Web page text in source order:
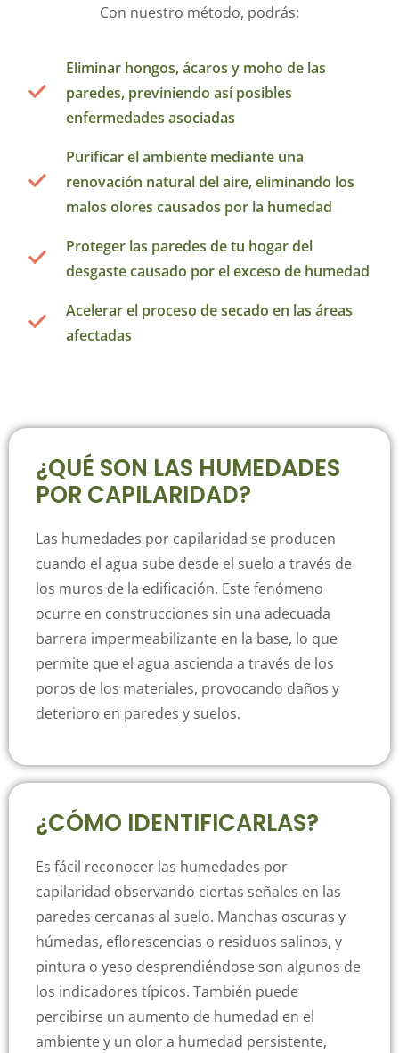
Con nuestro método, podrás:
Eliminar hongos, ácaros y moho de las
paredes, previniendo así posibles
enfermedades asociadas
Purificar el ambiente mediante una
renovación natural del aire, eliminando los
malos olores causados por la humedad
Proteger las paredes de tu hogar del
desgaste causado por el exceso de humedad
Acelerar el proceso de secado en las áreas
afectadas
¿QUÉ SON LAS HUMEDADES
POR CAPILARIDAD?
Las humedades por capilaridad se producen
cuando el agua sube desde el suelo a través de
los muros de la edificación. Este fenómeno
ocurre en construcciones sin una adecuada
barrera impermeabilizante en la base, lo que
permite que el agua ascienda a través de los
poros de los materiales, provocando daños y
deterioro en paredes y suelos.
¿CÓMO IDENTIFICARLAS?
Es fácil reconocer las humedades por
capilaridad observando ciertas señales en las
paredes cercanas al suelo. Manchas oscuras y
húmedas, eflorescencias o residuos salinos, y
pintura o yeso desprendiéndose son algunos de
los indicadores típicos. También puede
percibirse un aumento de humedad en el
ambiente y un olor a humedad persistente,